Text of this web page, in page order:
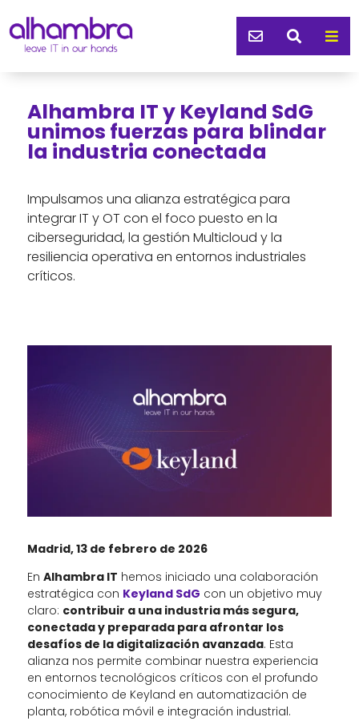
  
Alhambra IT y Keyland SdG
unimos fuerzas para blindar
la industria conectada
Impulsamos una alianza estratégica para
integrar IT y OT con el foco puesto en la
ciberseguridad, la gestión Multicloud y la
resiliencia operativa en entornos industriales
críticos.
Madrid, 13 de febrero de 2026
En Alhambra IT hemos iniciado una colaboración
estratégica con Keyland SdG con un objetivo muy
claro: contribuir a una industria más segura,
conectada y preparada para afrontar los
desafíos de la digitalización avanzada. Esta
alianza nos permite combinar nuestra experiencia
en entornos tecnológicos críticos con el profundo
conocimiento de Keyland en automatización de
planta, robótica móvil e integración industrial.